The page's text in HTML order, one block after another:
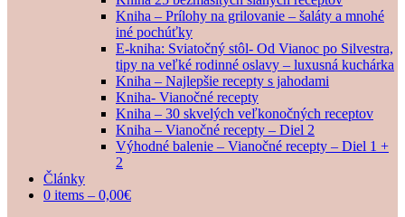
Kniha – Prílohy na grilovanie – šaláty a mnohé
iné pochúťky
E-kniha: Sviatočný stôl- Od Vianoc po Silvestra,
tipy na veľké rodinné oslavy – luxusná kuchárka
Kniha – Najlepšie recepty s jahodami
Kniha- Vianočné recepty
Kniha – 30 skvelých veľkonočných receptov
Kniha – Vianočné recepty – Diel 2
Výhodné balenie – Vianočné recepty – Diel 1 +
2
Články
0 items – 0,00€